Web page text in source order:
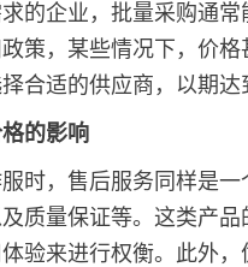
的企业，批量采购通
策，某些情况下，价
合适的供应商，以期达
的影响
时，售后服务同样是
质量保证等。这类产
验来进行权衡。此外